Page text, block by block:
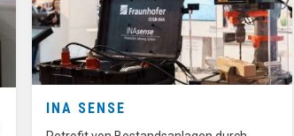
INA SENSE